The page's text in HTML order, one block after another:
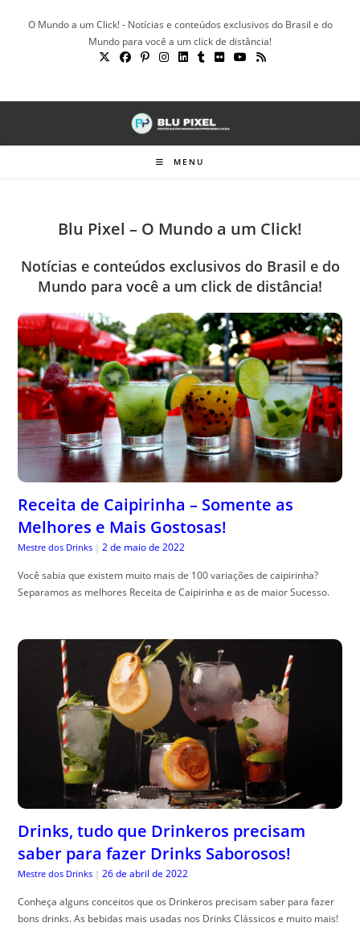
O Mundo a um Click! - Notícias e conteúdos exclusivos do Brasil e do
Mundo para você a um click de distância!
MENU
Blu Pixel – O Mundo a um Click!
Notícias e conteúdos exclusivos do Brasil e do
Mundo para você a um click de distância!
Receita de Caipirinha – Somente as
Melhores e Mais Gostosas!
Mestre dos Drinks | 2 de maio de 2022
Você sabia que existem muito mais de 100 variações de caipirinha?
Separamos as melhores Receita de Caipirinha e as de maior Sucesso.
Drinks, tudo que Drinkeros precisam
saber para fazer Drinks Saborosos!
Mestre dos Drinks | 26 de abril de 2022
Conheça alguns conceitos que os Drinkeros precisam saber para fazer
bons drinks. As bebidas mais usadas nos Drinks Clássicos e muito mais!